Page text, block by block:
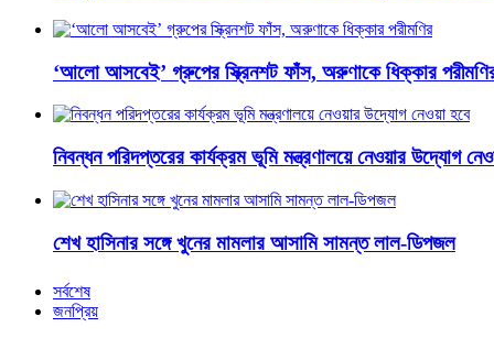
‘আলো আসবেই’ গ্রুপের স্ক্রিনশট ফাঁস, অরুণাকে ধিক্কার
নিবন্ধন পরিদপ্তরের কার্যক্রম ভূমি মন্ত্রণালয়ে নেওয়ার উদ্যোগ
শেখ হাসিনার সঙ্গে খুনের মামলার আসামি সামন্ত লাল-ডিপজল
সর্বশেষ
জনপ্রিয়